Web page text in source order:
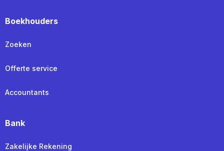
Boekhouders
Zoeken
Offerte service
Accountants
Bank
Zakelijke Rekening